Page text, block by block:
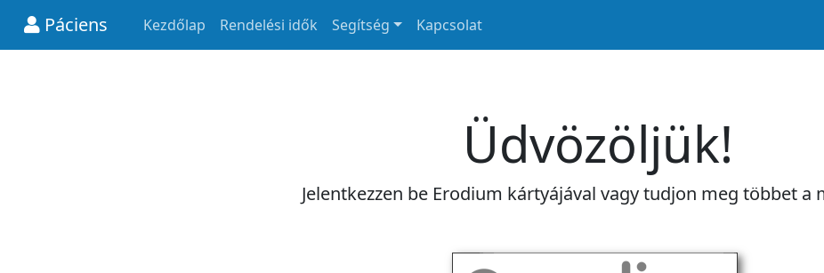
Páciens Kezdőlap Rendelési idők Segítség Kapcsolat
Üdvözöljük!
Jelentkezzen be Erodium kártyájával vagy tudjon meg többet a